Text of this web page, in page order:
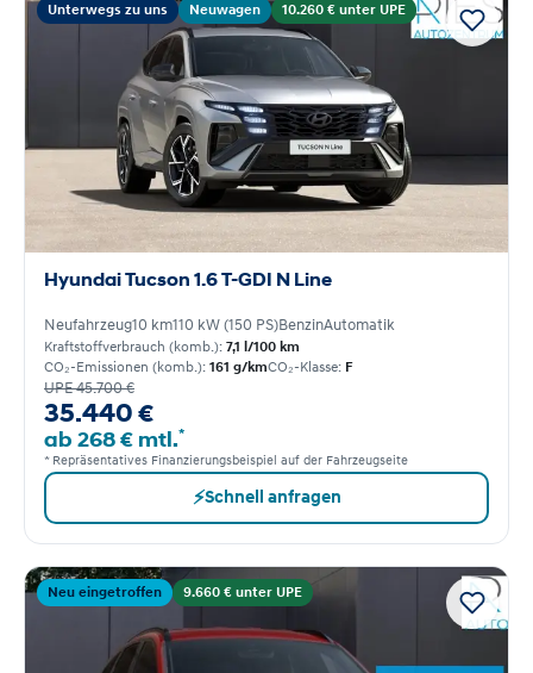
Unterwegs zu uns Neuwagen 10.260 € unter UPE
Hyundai Tucson 1.6 T-GDI N Line
Neufahrzeug10 km110 kW (150 PS)BenzinAutomatik
Kraftstoffverbrauch (komb.): 7,1 l/100 km
CO₂-Emissionen (komb.): 161 g/kmCO₂-Klasse: F
UPE 45.700 €
35.440 €
ab 268 € mtl.*
* Repräsentatives Finanzierungsbeispiel auf der Fahrzeugseite
⚡Schnell anfragen
Neu eingetroffen 9.660 € unter UPE